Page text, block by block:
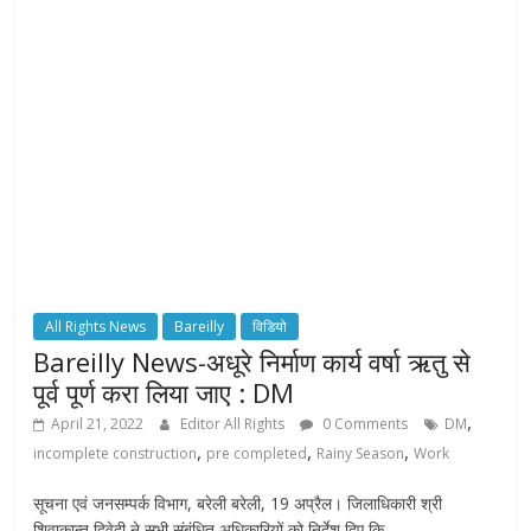
All Rights News Bareilly विडियो
Bareilly News-अधूरे निर्माण कार्य वर्षा ऋतु से
पूर्व पूर्ण करा लिया जाए : DM
April 21, 2022 Editor All Rights 0 Comments DM,
incomplete construction, pre completed, Rainy Season,Work
सूचना एवं जनसम्पर्क विभाग, बरेली बरेली, 19 अप्रैल। जिलाधिकारी श्री